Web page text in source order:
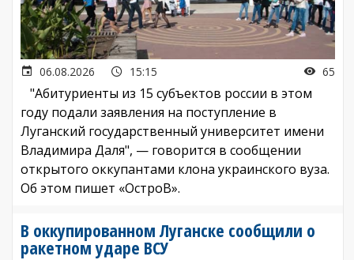
06.08.2026 15:15 65
"Абитуриенты из 15 субъектов россии в этом
году подали заявления на поступление в
Луганский государственный университет имени
Владимира Даля", — говорится в сообщении
открытого оккупантами клона украинского вуза.
Об этом пишет «ОстроВ».
В оккупированном Луганске сообщили о
ракетном ударе ВСУ